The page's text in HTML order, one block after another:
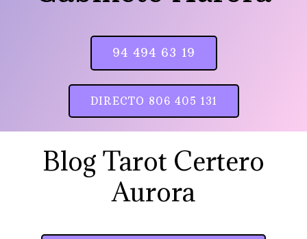
94 494 63 19
DIRECTO 806 405 131
Blog Tarot Certero
Aurora